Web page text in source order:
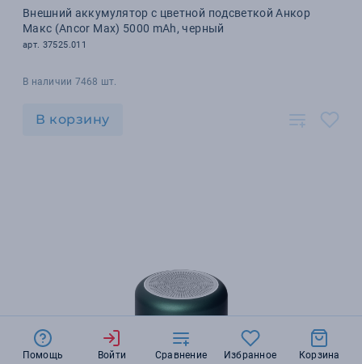
Внешний аккумулятор с цветной подсветкой Анкор
Макс (Ancor Max) 5000 mAh, черный
арт. 37525.011
В наличии 7468 шт.
В корзину
Помощь Войти Сравнение Избранное Корзина